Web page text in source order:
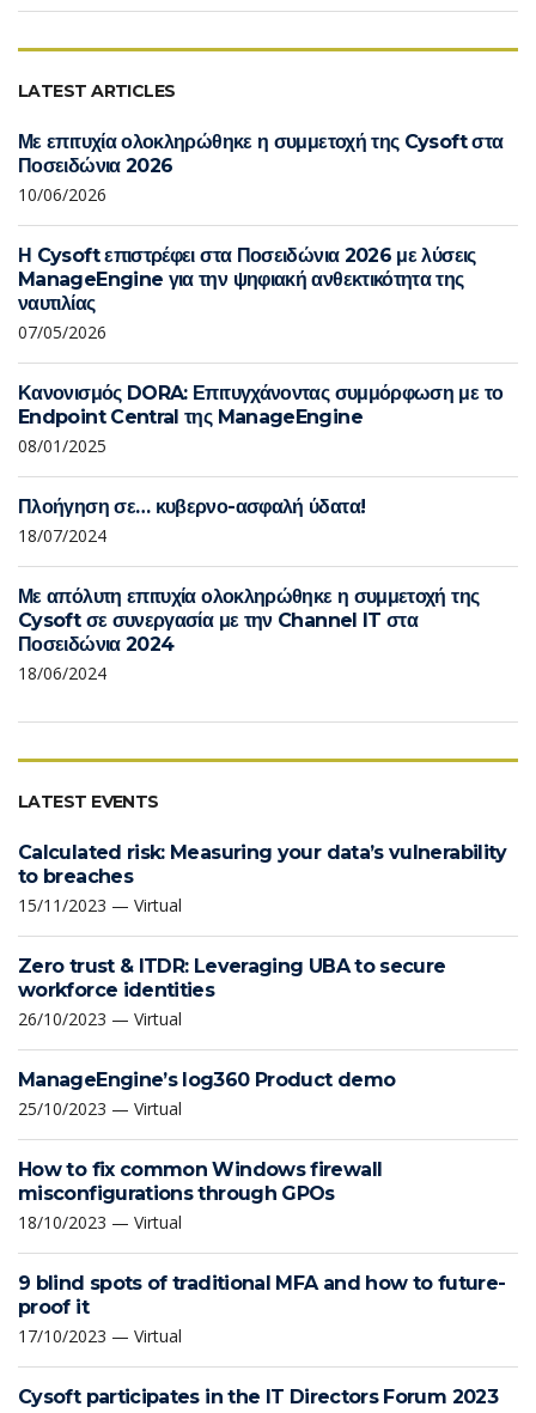
LATEST ARTICLES
Με επιτυχία ολοκληρώθηκε η συμμετοχή της Cysoft στα
Ποσειδώνια 2026
10/06/2026
Η Cysoft επιστρέφει στα Ποσειδώνια 2026 με λύσεις
ManageEngine για την ψηφιακή ανθεκτικότητα της
ναυτιλίας
07/05/2026
Κανονισμός DORA: Επιτυγχάνοντας συμμόρφωση με το
Endpoint Central της ManageEngine
08/01/2025
Πλοήγηση σε… κυβερνο-ασφαλή ύδατα!
18/07/2024
Με απόλυτη επιτυχία ολοκληρώθηκε η συμμετοχή της
Cysoft σε συνεργασία με την Channel IT στα
Ποσειδώνια 2024
18/06/2024
LATEST EVENTS
Calculated risk: Measuring your data’s vulnerability
to breaches
15/11/2023 — Virtual
Zero trust & ITDR: Leveraging UBA to secure
workforce identities
26/10/2023 — Virtual
ManageEngine’s log360 Product demo
25/10/2023 — Virtual
How to fix common Windows firewall
misconfigurations through GPOs
18/10/2023 — Virtual
9 blind spots of traditional MFA and how to future-
proof it
17/10/2023 — Virtual
Cysoft participates in the IT Directors Forum 2023